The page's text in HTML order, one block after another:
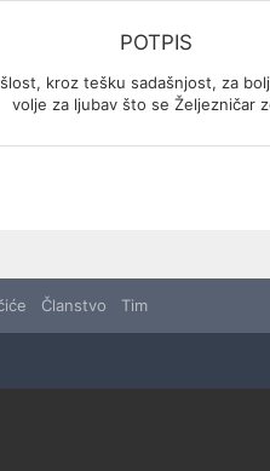
POTPIS
kroz tešku sadašnjost, za
volje za ljubav što se Željezničar
Članstvo Tim